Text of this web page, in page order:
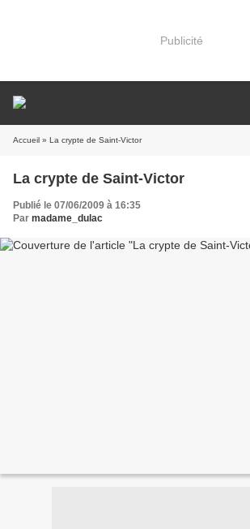
Publicité
Accueil » La crypte de Saint-Victor
La crypte de Saint-Victor
Publié le 07/06/2009 à 16:35
Par madame_dulac